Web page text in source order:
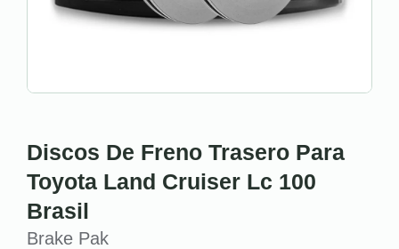
Discos De Freno Trasero Para
Toyota Land Cruiser Lc 100
Brasil
Brake Pak